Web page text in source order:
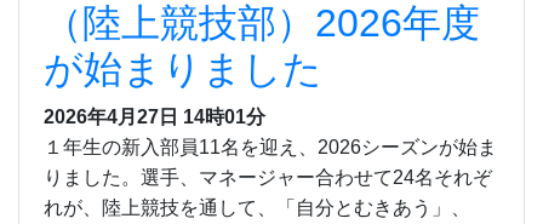
（陸上競技部）2026年度
が始まりました
2026年4月27日 14時01分
１年生の新入部員11名を迎え、2026シーズンが始ま
りました。選手、マネージャー合わせて24名それぞ
れが、陸上競技を通して、「自分とむきあう」、